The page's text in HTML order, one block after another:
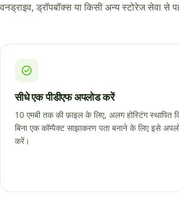
वनड्राइव, ड्रॉपबॉक्स या किसी अन्य स्टोरेज सेवा
सीधे एक पीडीएफ अपलोड करें
10 एमबी तक की फ़ाइल के लिए, अलग होस्टिंग स्थापित
बिना एक कॉम्पैक्ट साझाकरण पता बनाने के लिए इसे
करें।